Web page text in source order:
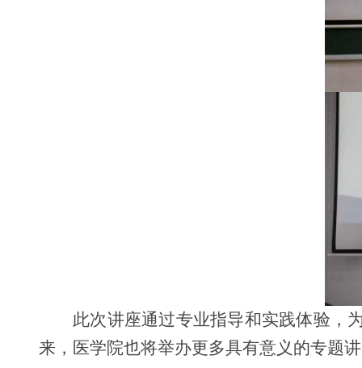
此次讲座通过专业指导和实践体验，
来，医学院也将举办更多具有意义的专题